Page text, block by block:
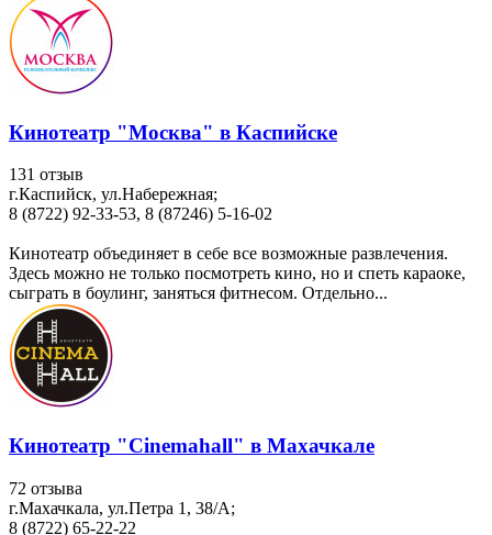
Кинотеатр "Москва" в Каспийске
131 отзыв
г.Каспийск, ул.Набережная;
8 (8722) 92-33-53, 8 (87246) 5-16-02
Кинотеатр объединяет в себе все возможные развлечения.
Здесь можно не только посмотреть кино, но и спеть караоке,
сыграть в боулинг, заняться фитнесом. Отдельно...
Кинотеатр "Cinemahall" в Махачкале
72 отзыва
г.Махачкала, ул.Петра 1, 38/A;
8 (8722) 65-22-22